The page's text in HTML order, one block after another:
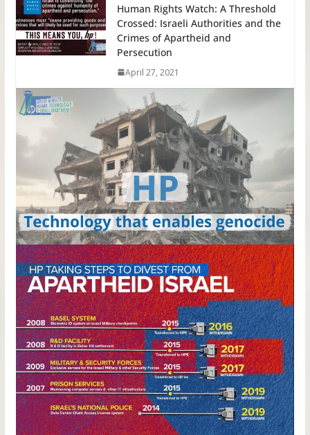
Human Rights Watch: A Threshold
Crossed: Israeli Authorities and the
Crimes of Apartheid and
Persecution
April 27, 2021